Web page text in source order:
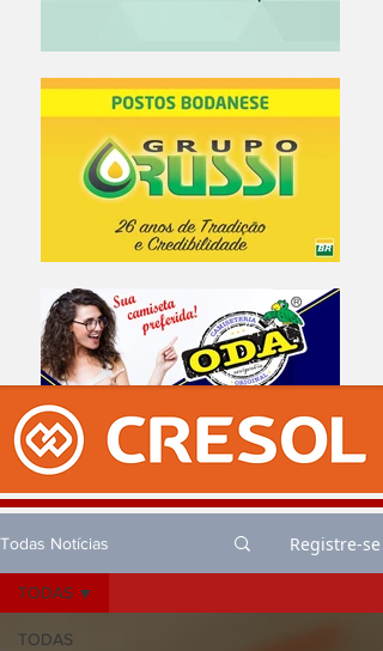
Todas Notícias Registre-se
TODAS
TODAS